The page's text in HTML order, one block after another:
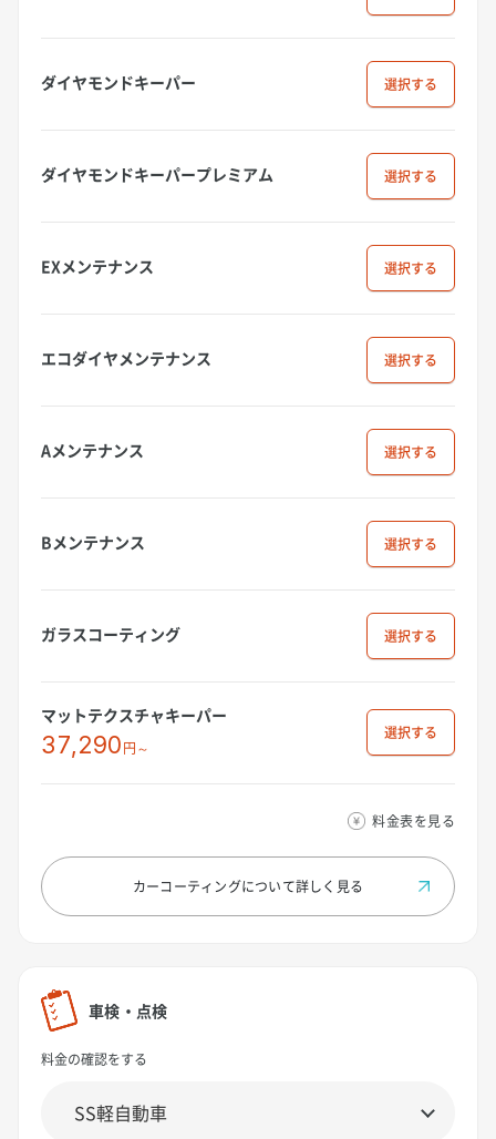
ダイヤモンドキーパー 選択
ダイヤモンドキーパープレミアム 選択
EXメンテナンス 選択
エコダイヤメンテナンス 選択
Aメンテナンス 選択
Bメンテナンス 選択
ガラスコーティング 選択
マットテクスチャキーパー
37,290円～
選択
料金表を見る
カーコーティングについて詳しく見る
車検・点検
料金の確認をする